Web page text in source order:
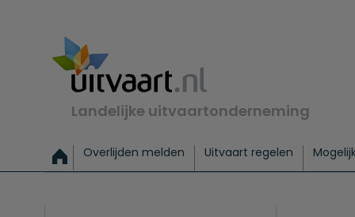
Landelijke uitvaartonderneming
Overlijden melden Uitvaart regelen